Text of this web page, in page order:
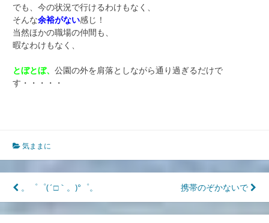
でも、今の状況で行けるわけもなく、
そんな余裕がない感じ！
当然ほかの職場の仲間も、
暇なわけもなく、
とぼとぼ、 公園の外を肩落としながら通り過ぎるだけで
す・・・・・
気ままに
投
稿
。゜゜(´□｀。)°゜。 携帯のぞかないで